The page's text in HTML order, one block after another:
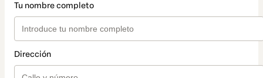
Tu nombre completo
Dirección